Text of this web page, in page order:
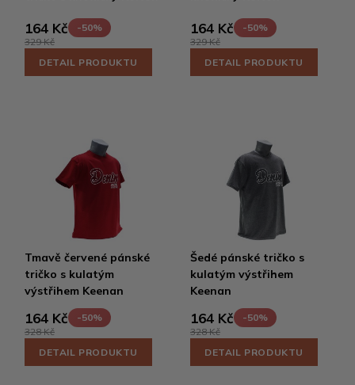
164 Kč
-50%
329 Kč
DETAIL PRODUKTU
164 Kč
-50%
329 Kč
DETAIL PRODUKTU
Tmavě červené pánské
tričko s kulatým
výstřihem Keenan
164 Kč
-50%
328 Kč
DETAIL PRODUKTU
Šedé pánské tričko s
kulatým výstřihem
Keenan
164 Kč
-50%
328 Kč
DETAIL PRODUKTU